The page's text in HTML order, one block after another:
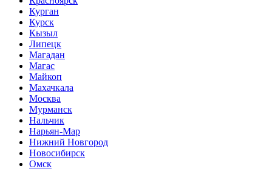
Курган
Курск
Кызыл
Липецк
Магадан
Магас
Майкоп
Махачкала
Москва
Мурманск
Нальчик
Нарьян-Мар
Нижний Новгород
Новосибирск
Омск